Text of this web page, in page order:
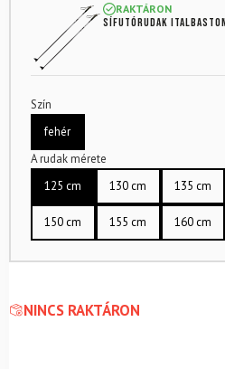
RAKTÁRON
Sífutórudak
Szín
fehér
A rudak mérete
125 cm
130 cm 135 cm
150 cm 155 cm 160 cm
NINCS RAKTÁRON